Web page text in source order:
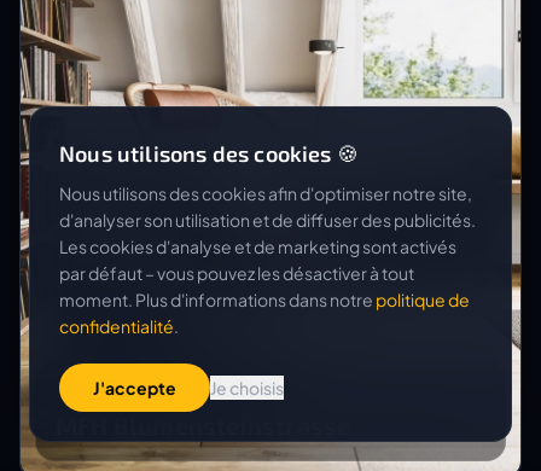
SWISSLIFE AG
Nous utilisons des cookies 🍪
Nous utilisons des cookies afin d'optimiser notre site,
d'analyser son utilisation et de diffuser des publicités.
Les cookies d'analyse et de marketing sont activés
par défaut – vous pouvez les désactiver à tout
moment. Plus d'informations dans notre politique de
confidentialité.
J'accepte Je choisis